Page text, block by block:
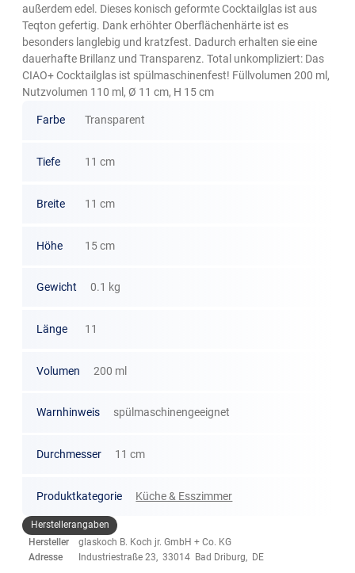
außerdem edel. Dieses konisch geformte Cocktailglas ist aus
Teqton gefertig. Dank erhöhter Oberflächenhärte ist es
besonders langlebig und kratzfest. Dadurch erhalten sie eine
dauerhafte Brillanz und Transparenz. Total unkompliziert: Das
CIAO+ Cocktailglas ist spülmaschinenfest! Füllvolumen 200 ml,
Nutzvolumen 110 ml, Ø 11 cm, H 15 cm
Farbe Transparent
Tiefe 11 cm
Breite 11 cm
Höhe 15 cm
Gewicht 0.1 kg
Länge 11
Volumen 200 ml
Warnhinweis spülmaschinengeeignet
Durchmesser 11 cm
Produktkategorie Küche & Esszimmer
Herstellerangaben
Hersteller
glaskoch B. Koch jr. GmbH + Co. KG
Adresse
Industriestraße 23, 33014 Bad Driburg, DE